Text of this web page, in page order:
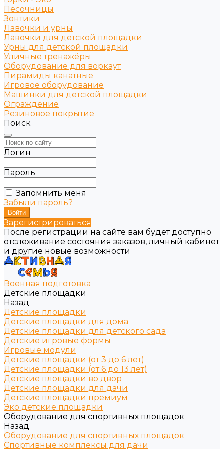
Песочницы
Зонтики
Лавочки и урны
Лавочки для детской площадки
Урны для детской площадки
Уличные тренажёры
Оборудование для воркаут
Пирамиды канатные
Игровое оборудование
Машинки для детской площадки
Ограждение
Резиновое покрытие
Поиск
Логин
Пароль
Запомнить меня
Забыли пароль?
Зарегистрироваться
После регистрации на сайте вам будет доступно
отслеживание состояния заказов, личный кабинет
и другие новые возможности
Военная подготовка
Детские площадки
Назад
Детские площадки
Детские площадки для дома
Детские площадки для детского сада
Детские игровые формы
Игровые модули
Детские площадки (от 3 до 6 лет)
Детские площадки (от 6 до 13 лет)
Детские площадки во двор
Детские площадки для дачи
Детские площадки премиум
Эко детские площадки
Оборудование для спортивных площадок
Назад
Оборудование для спортивных площадок
Спортивные комплексы для дачи